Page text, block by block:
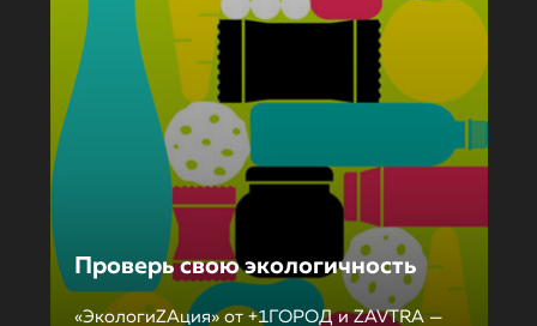
Проверь свою экологичность
«ЭкологиZAция» от +1ГОРОД и ZAVTRA —